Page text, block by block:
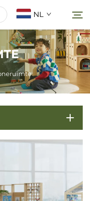
NL